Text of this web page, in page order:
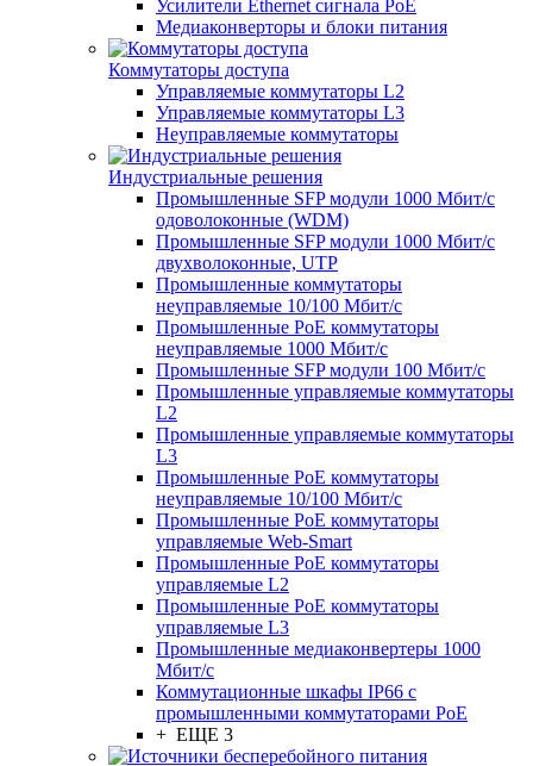
Усилители Ethernet сигнала PoE
Медиаконверторы и блоки питания
Коммутаторы доступа
Управляемые коммутаторы L2
Управляемые коммутаторы L3
Неуправляемые коммутаторы
Индустриальные решения
Промышленные SFP модули 1000 Мбит/c
одоволоконные (WDM)
Промышленные SFP модули 1000 Мбит/c
двухволоконные, UTP
Промышленные коммутаторы
неуправляемые 10/100 Мбит/с
Промышленные PoE коммутаторы
неуправляемые 1000 Мбит/с
Промышленные SFP модули 100 Мбит/c
Промышленные управляемые коммутаторы
L2
Промышленные управляемые коммутаторы
L3
Промышленные PoE коммутаторы
неуправляемые 10/100 Мбит/с
Промышленные PoE коммутаторы
управляемые Web-Smart
Промышленные PoE коммутаторы
управляемые L2
Промышленные PoE коммутаторы
управляемые L3
Промышленные медиаконвертеры 1000
Мбит/с
Коммутационные шкафы IP66 c
промышленными коммутаторами PoE
+ ЕЩЕ 3